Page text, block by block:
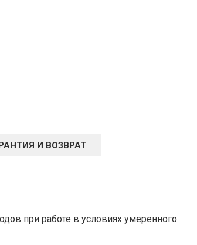
И ВОЗВРАТ
при работе в условиях умеренного